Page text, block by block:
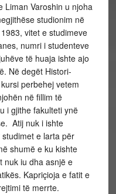
Liman Varoshin u njoha
studionim në
vitet e studimeve
numri i studenteve
të huaja ishte ajo
Në degët Histori-
perbehej vetem
në fillim të
i gjithe fakulteti ynë
Atij nuk i ishte
e larta për
shumë e ku kishte
nuk iu dha asnjë e
Kapriçioja e fatit e
të merrte.